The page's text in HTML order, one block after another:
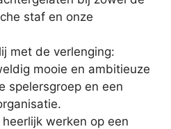
staf en onze
met de verlenging:
mooie en ambitieuze
spelersgroep en een
werken op een